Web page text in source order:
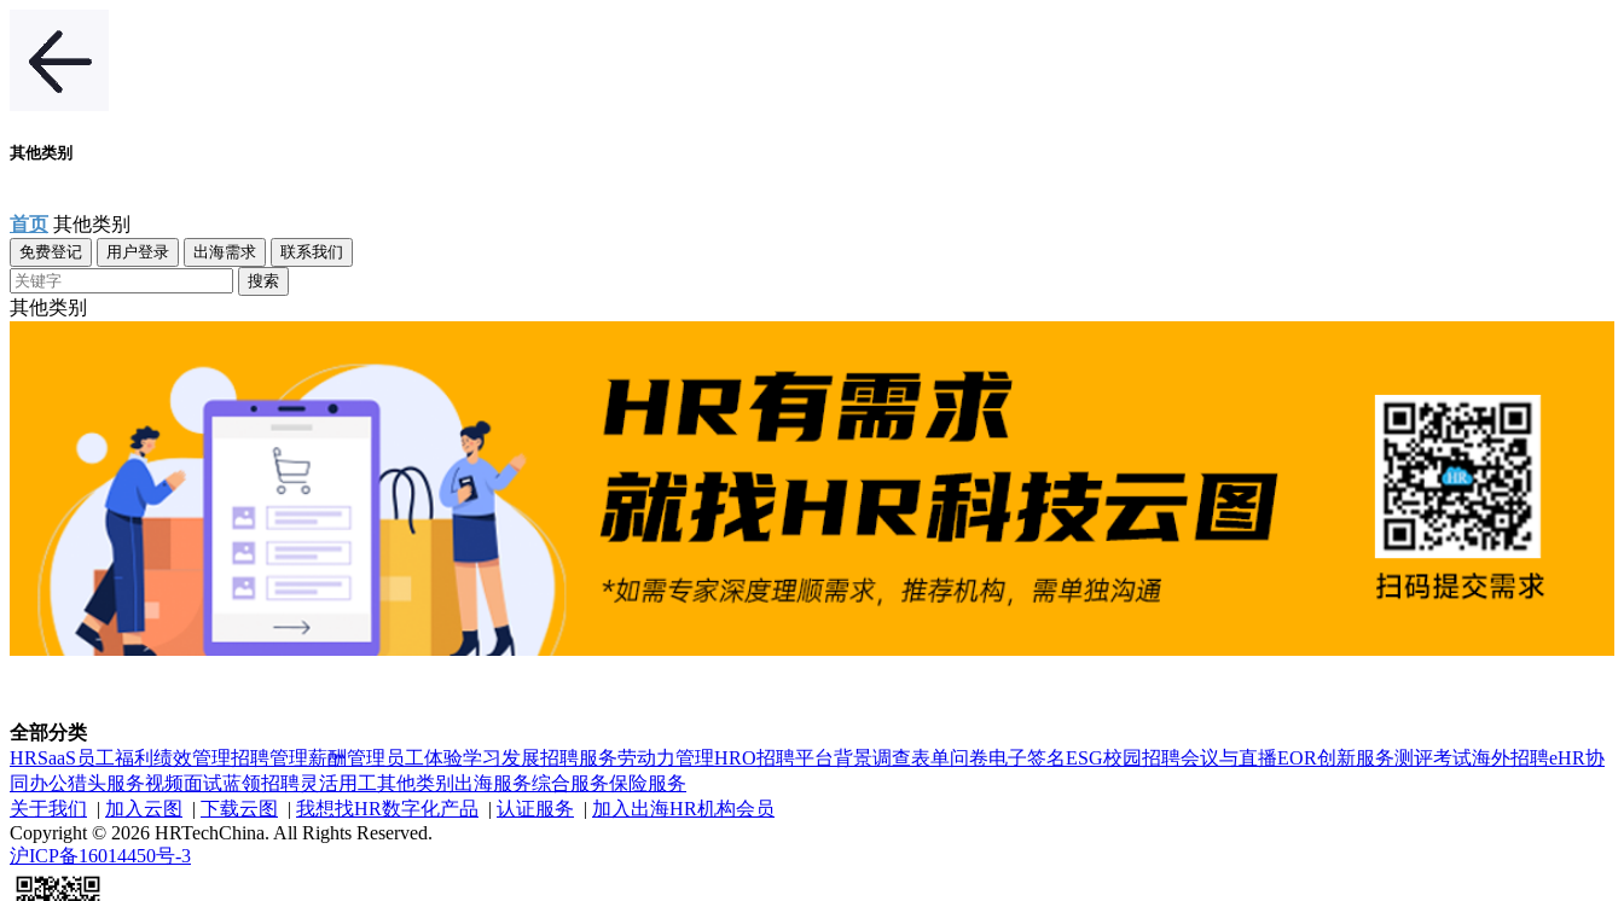
其他类别
首页 其他类别
免费登记 用户登录 出海需求
联系我们
搜索
其他类别
全部分类
HRSaaS 员工福利 绩效管理招聘管理薪酬管理 员工体验学习发展招聘服务劳动力管理HRO招聘平台背景调查表单问卷电子签名ESG校园招聘会议与直播EOR创新服务测评考试海外招聘eHR协
同办公猎头服务视频面试蓝领招聘灵活用工其他类别 出海服务综合服务保险服务
关于我们 | 加入云图 | 下载云图 | 我想找HR数字化产品 | 认证服务 | 加入出海HR机构会员
Copyright © 2026 HRTechChina. All Rights Reserved.
沪ICP备16014450号-3